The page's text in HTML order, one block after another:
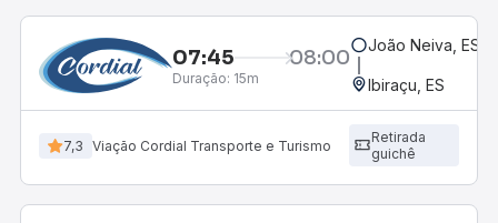
07:45 08:00
Duração: 15m
João Neiva, ES
Ibiraçu, ES
7,3 Viação Cordial Transporte e Turismo
Retirada
guichê